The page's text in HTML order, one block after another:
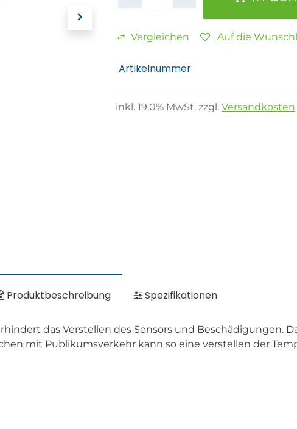
Vergleichen Auf die
Artikelnummer
inkl. 19,0% MwSt. zzgl. Versandkosten
Produktbeschreibung Spezifikationen
das Verstellen des Sensors und Beschädigungen.
mit Publikumsverkehr kann so eine verstellen der